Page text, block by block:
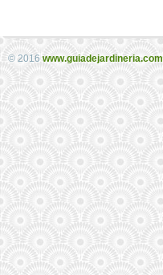
© 2016www.guiadejardineria.com